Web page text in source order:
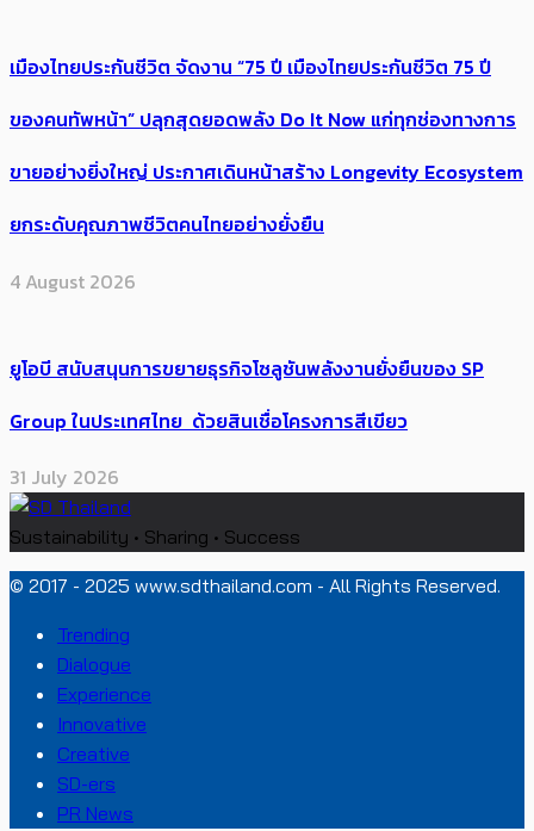
เมืองไทยประกันชีวิต จัดงาน “75 ปี เมืองไทยประกันชีวิต 75 ปี
ของคนทัพหน้า” ปลุกสุดยอดพลัง Do It Now แก่ทุกช่องทางการ
ขายอย่างยิ่งใหญ่ ประกาศเดินหน้าสร้าง Longevity Ecosystem
ยกระดับคุณภาพชีวิตคนไทยอย่างยั่งยืน
4 August 2026
ยูโอบี สนับสนุนการขยายธุรกิจโซลูชันพลังงานยั่งยืนของ SP
Group ในประเทศไทย ด้วยสินเชื่อโครงการสีเขียว
31 July 2026
Sustainability • Sharing • Success
© 2017 - 2025 www.sdthailand.com - All Rights Reserved.
Trending
Dialogue
Experience
Innovative
Creative
SD-ers
PR News